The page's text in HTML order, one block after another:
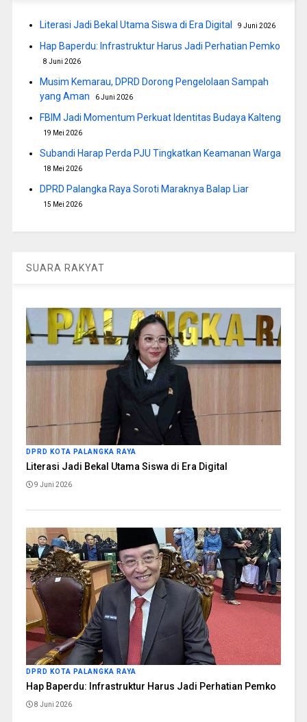
Literasi Jadi Bekal Utama Siswa di Era Digital 9 Juni 2026
Hap Baperdu: Infrastruktur Harus Jadi Perhatian Pemko
8 Juni 2026
Musim Kemarau, DPRD Dorong Pengelolaan Sampah
yang Aman
6 Juni 2026
FBIM Jadi Momentum Perkuat Identitas Budaya Kalteng
19 Mei 2026
Subandi Harap Perda PJU Tingkatkan Keamanan Warga
18 Mei 2026
DPRD Palangka Raya Soroti Maraknya Balap Liar
15 Mei 2026
SUARA RAKYAT
DPRD KOTA PALANGKA RAYA
Literasi Jadi Bekal Utama Siswa di Era Digital
9 Juni 2026
DPRD KOTA PALANGKA RAYA
Hap Baperdu: Infrastruktur Harus Jadi Perhatian Pemko
8 Juni 2026